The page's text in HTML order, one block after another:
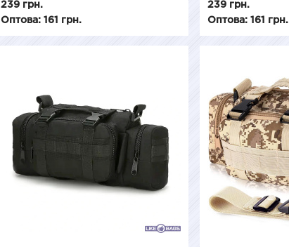
239 грн.
Оптова: 161 грн.
239 грн.
Оптова: 161 грн.